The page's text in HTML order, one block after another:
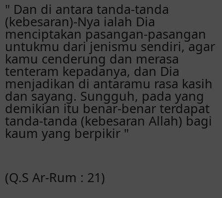
menempatkan Tuhan diatas segalanya.
Sehat dan terus berbahagia diberi
keturunan yang membanggakan. Gbu
Mas Boy 43
Happy weeding mas Langgeng. Lancar
sampai hari H & menjadi keluarga bahagia
Jendro
Doa ku buat kalian berdua, langgeng jadilah
kepala keluarga yg dipenuhi hikmat Tuhan
memisahkan. Tuhan memberkati mu y dek .
Kereeeen km
" Dan di antara tanda-tanda
(kebesaran)-Nya ialah Dia
menciptakan pasangan-pasangan
untukmu dari jenismu sendiri, agar
kamu cenderung dan merasa
tenteram kepadanya, dan Dia
menjadikan di antaramu rasa kasih
dan sayang. Sungguh, pada yang
demikian itu benar-benar terdapat
tanda-tanda (kebesaran Allah) bagi
kaum yang berpikir "
(Q.S Ar-Rum : 21)